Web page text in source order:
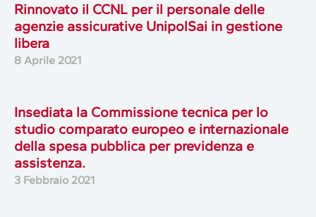
Rinnovato il CCNL per il personale delle
agenzie assicurative UnipolSai in gestione
libera
8 Aprile 2021
Insediata la Commissione tecnica per lo
studio comparato europeo e internazionale
della spesa pubblica per previdenza e
assistenza.
3 Febbraio 2021